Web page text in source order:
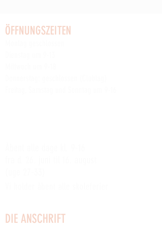
ÖFFNUNGSZEITEN
DIE ANSCHRIFT